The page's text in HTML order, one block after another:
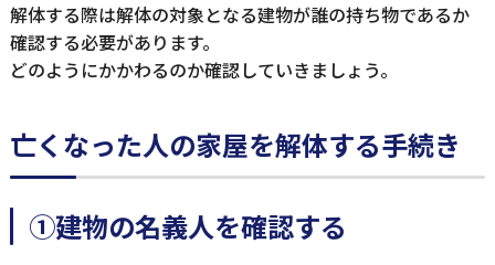
解体する際は解体の対象となる建物が誰の持ち物であるか
確認する必要があります。
どのようにかかわるのか確認していきましょう。
亡くなった人の家屋を解体する手続き
①建物の名義人を確認する